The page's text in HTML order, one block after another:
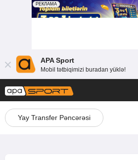
APA Sport
Mobil tətbiqimizi buradan yüklə!
Yay Transfer Pəncərəsi